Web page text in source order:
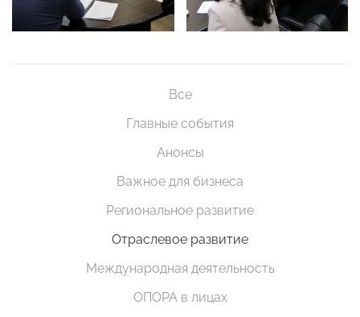
Все
Главные события
Анонсы
Важное для бизнеса
Региональное развитие
Отраслевое развитие
Международная деятельность
ОПОРА в лицах